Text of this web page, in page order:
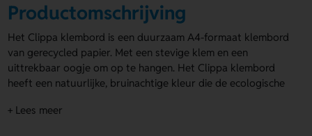
Productomschrijving
Het Clippa klembord is een duurzaam A4-formaat klembord
van gerecycled papier. Met een stevige klem en een
uittrekbaar oogje om op te hangen. Het Clippa klembord
heeft een natuurlijke, bruinachtige kleur die de ecologische
achterkant van de
+ Lees meer